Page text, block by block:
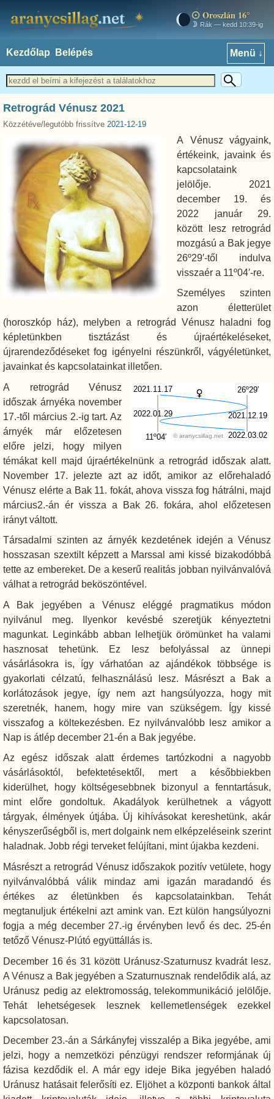
aranycsillag.net Oroszlán 16°
Rák — kedd 10:39-ig
Kezdőlap Belépés Menü ↓
Retrográd Vénusz 2021
Közzétéve/legutóbb frissítve 2021-12-19
A Vénusz vágyaink,
értékeink, javaink és
kapcsolataink
jelölője. 2021
december 19. és
2022 január 29.
között lesz retrográd
mozgású a Bak jegye
26º29′-től indulva
visszaér a 11º04′-re.
Személyes szinten
azon életterület
(horoszkóp ház), melyben a retrográd Vénusz haladni fog
képletünkben tisztázást és újraértékeléseket,
újrarendeződéseket fog igényelni részünkről, vágyéletünket,
javainkat és kapcsolatainkat illetően.
2021.11.17
2021.12.19
2022.01.29
2022.03.02
26º29′
11º04′ © aranycsillag.net
A retrográd Vénusz
időszak árnyéka november
17.-től március 2.-ig tart. Az
árnyék már előzetesen
előre jelzi, hogy milyen
témákat kell majd újraértékelnünk a retrográd időszak alatt.
November 17. jelezte azt az időt, amikor az előrehaladó
Vénusz elérte a Bak 11. fokát, ahova vissza fog hátrálni, majd
március2.-án ér vissza a Bak 26. fokára, ahol előzetesen
irányt váltott.
Társadalmi szinten az árnyék kezdetének idején a Vénusz
hosszasan szextilt képzett a Marssal ami kissé bizakodóbbá
tette az embereket. De a keserű realitás jobban nyilvánvalóvá
válhat a retrográd beköszöntével.
A Bak jegyében a Vénusz eléggé pragmatikus módon
nyilvánul meg. Ilyenkor kevésbé szeretjük kényeztetni
magunkat. Leginkább abban lelhetjük örömünket ha valami
hasznosat tehetünk. Ez lesz befolyással az ünnepi
vásárlásokra is, így várhatóan az ajándékok többsége is
gyakorlati célzatú, felhasználású lesz. Másrészt a Bak a
korlátozások jegye, így nem azt hangsúlyozza, hogy mit
szeretnék, hanem, hogy mire van szükségem. Így kissé
visszafog a költekezésben. Ez nyilvánvalóbb lesz amikor a
Nap is átlép december 21-én a Bak jegyébe.
Az egész időszak alatt érdemes tartózkodni a nagyobb
vásárlásoktól, befektetésektől, mert a későbbiekben
kiderülhet, hogy költségesebbnek bizonyul a fenntartásuk,
mint előre gondoltuk. Akadályok kerülhetnek a vágyott
tárgyak, élmények útjába. Új kihívásokat kereshetünk, akár
kényszerűségből is, mert dolgaink nem elképzeléseink szerint
haladnak. Jobb régi terveket felújítani, mint újakba kezdeni.
Másrészt a retrográd Vénusz időszakok pozitív vetülete, hogy
nyilvánvalóbbá válik mindaz ami igazán maradandó és
értékes az életünkben és kapcsolatainkban. Tehát
megtanuljuk értékelni azt amink van. Ezt külön hangsúlyozni
fogja a még december 27.-ig érvényben levő és dec. 25-én
tetőző Vénusz-Plútó együttállás is.
December 16 és 31 között Uránusz-Szaturnusz kvadrát lesz.
A Vénusz a Bak jegyében a Szaturnusznak rendelődik alá, az
Uránusz pedig az elektromosság, telekommunikáció jelölője.
Tehát lehetségesek lesznek kellemetlenségek ezekkel
kapcsolatosan.
December 23.-án a Sárkányfej visszalép a Bika jegyébe, ami
jelzi, hogy a nemzetközi pénzügyi rendszer reformjának új
fázisa kezdődik el. A már egy ideje Bika jegyében haladó
Uránusz hatásait felerősíti ez. Eljöhet a központi bankok által